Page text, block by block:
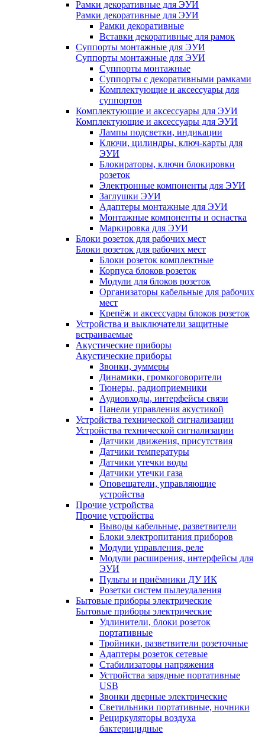
Рамки декоративные для ЭУИ
Рамки декоративные для ЭУИ
Рамки декоративные
Вставки декоративные для рамок
Суппорты монтажные для ЭУИ
Суппорты монтажные для ЭУИ
Суппорты монтажные
Суппорты с декоративными рамками
Комплектующие и аксессуары для
суппортов
Комплектующие и аксессуары для ЭУИ
Комплектующие и аксессуары для ЭУИ
Лампы подсветки, индикации
Ключи, цилиндры, ключ-карты для
ЭУИ
Блокираторы, ключи блокировки
розеток
Электронные компоненты для ЭУИ
Заглушки ЭУИ
Адаптеры монтажные для ЭУИ
Монтажные компоненты и оснастка
Маркировка для ЭУИ
Блоки розеток для рабочих мест
Блоки розеток для рабочих мест
Блоки розеток комплектные
Корпуса блоков розеток
Модули для блоков розеток
Организаторы кабельные для рабочих
мест
Крепёж и аксессуары блоков розеток
Устройства и выключатели защитные
встраиваемые
Акустические приборы
Акустические приборы
Звонки, зуммеры
Динамики, громкоговорители
Тюнеры, радиоприемники
Аудиовходы, интерфейсы связи
Панели управления акустикой
Устройства технической сигнализации
Устройства технической сигнализации
Датчики движения, присутствия
Датчики температуры
Датчики утечки воды
Датчики утечки газа
Оповещатели, управляющие
устройства
Прочие устройства
Прочие устройства
Выводы кабельные, разветвители
Блоки электропитания приборов
Модули управления, реле
Модули расширения, интерфейсы для
ЭУИ
Пульты и приёмники ДУ ИК
Розетки систем пылеудаления
Бытовые приборы электрические
Бытовые приборы электрические
Удлинители, блоки розеток
портативные
Тройники, разветвители розеточные
Адаптеры розеток сетевые
Стабилизаторы напряжения
Устройства зарядные портативные
USB
Звонки дверные электрические
Светильники портативные, ночники
Рециркуляторы воздуха
бактерицидные